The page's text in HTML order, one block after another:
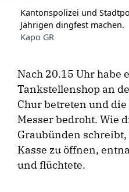
Kantonspolizei und
Jährigen dingfest machen.
Kapo GR
Nach 20.15 Uhr habe
Tankstellenshop an
Chur betreten und
Messer bedroht. Wie
Graubünden schreibt,
Kasse zu öffnen,
und flüchtete.